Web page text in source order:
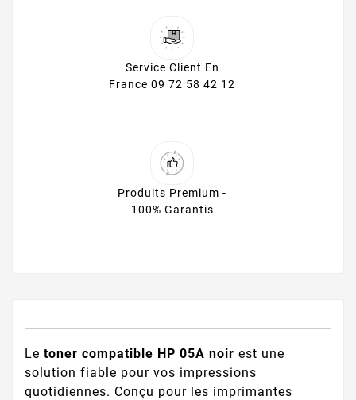
Service Client En
France 09 72 58 42 12
Produits Premium -
100% Garantis
Le toner compatible HP 05A noir est une
solution fiable pour vos impressions
quotidiennes. Conçu pour les imprimantes